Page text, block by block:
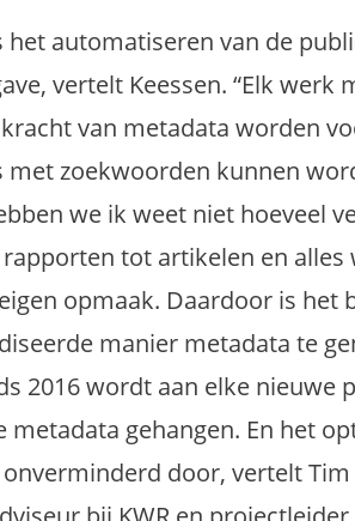
het automatiseren van de
vertelt Keessen. “Elk werk
van metadata worden
zoekwoorden kunnen
we ik weet niet hoeveel
tot artikelen en alles
opmaak. Daardoor is het
manier metadata te
2016 wordt aan elke nieuwe
metadata gehangen. En het
door, vertelt Tim